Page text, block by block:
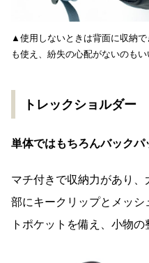
▲使用しないときは背面に収納
も使え、紛失の心配がないのもい
トレックショルダー
単体ではもちろんバックパ
マチ付きで収納力があり
部にキークリップとメッ
トポケットを備え、小物の